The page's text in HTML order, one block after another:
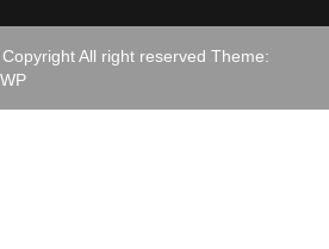
All right reserved Theme: